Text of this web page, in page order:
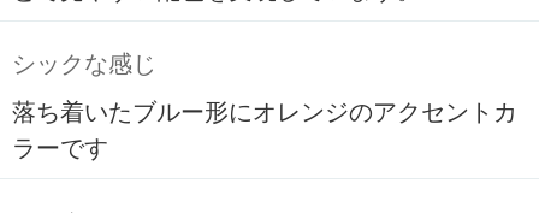
シックな感じ
落ち着いたブルー形にオレンジのアクセントカ
ラーです